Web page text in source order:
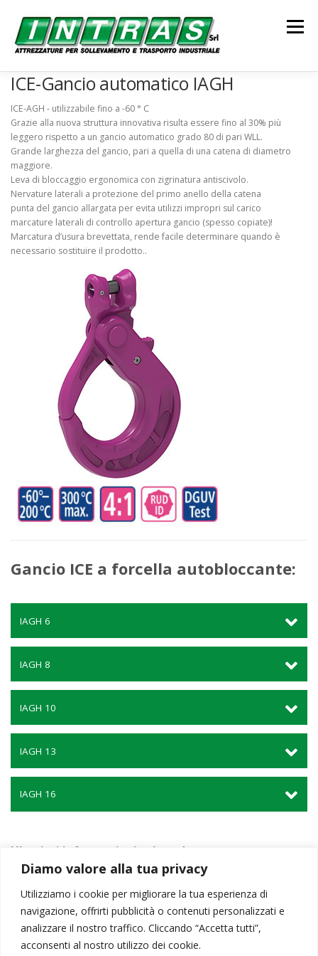
Diamo valore alla tua privacy
Utilizziamo i cookie per migliorare la tua esperienza di
navigazione, offrirti pubblicità o contenuti personalizzati e
analizzare il nostro traffico. Cliccando “Accetta tutti”,
acconsenti al nostro utilizzo dei cookie.
contenuto
Menu
CONTATTI
ICE-Gancio automatico IAGH
ICE-AGH - utilizzabile fino a -60 ° C
Grazie alla nuova struttura innovativa risulta essere fino al 30% più
leggero rispetto a un gancio automatico grado 80 di pari WLL.
Grande larghezza del gancio, pari a quella di una catena di diametro
maggiore.
Leva di bloccaggio ergonomica con zigrinatura antiscivolo.
Nervature laterali a protezione del primo anello della catena
punta del gancio allargata per evita utilizzi impropri sul carico
marcature laterali di controllo apertura gancio (spesso copiate)!
Marcatura d’usura brevettata, rende facile determinare quando è
necessario sostituire il prodotto..
Gancio ICE a forcella autobloccante:
IAGH 6
IAGH 8
IAGH 10
IAGH 13
IAGH 16
Ulteriori informazioni sul prodotto:
Istruzioni montaggio IAGH/VAGH - Set di sicura
Manuale d'uso per catene di sollevamento ICE Grado 12
Ricerca
per: